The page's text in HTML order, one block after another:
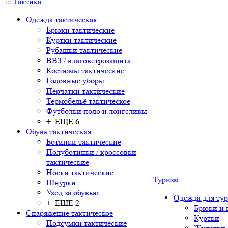
Одежда тактическая
Брюки тактические
Куртки тактические
Рубашки тактические
ВВЗ / влаговетрозащита
Костюмы тактические
Головные уборы
Перчатки тактические
Термобельё тактическое
Футболки поло и лонгсливы
+ ЕЩЕ 6
Обувь тактическая
Ботинки тактические
Полуботинки / кроссовки
тактические
Носки тактические
Шнурки
Уход за обувью
+ ЕЩЕ 2
Снаряжение тактическое
Подсумки тактические
Туризм
Одежда для
Брюки и
Куртки